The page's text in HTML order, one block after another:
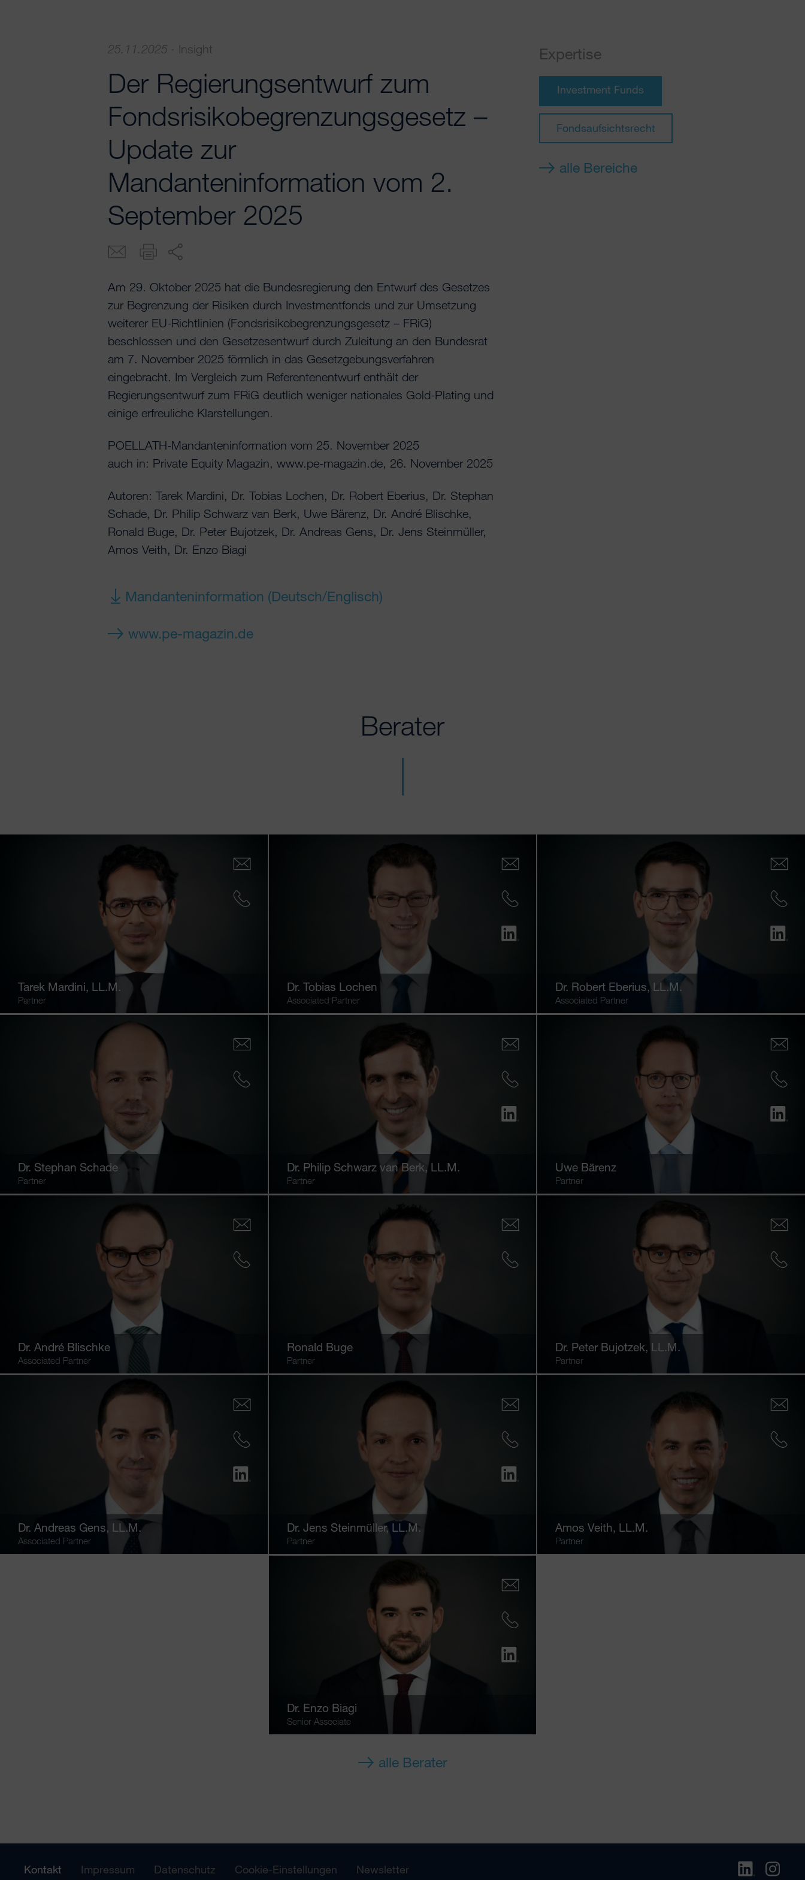
25.11.2025 · Insight
Der Regierungsentwurf zum
Fondsrisikobegrenzungsgesetz –
Update zur
Mandanteninformation vom 2.
September 2025
Am 29. Oktober 2025 hat die Bundesregierung den Entwurf des Gesetzes
zur Begrenzung der Risiken durch Investmentfonds und zur Umsetzung
weiterer EU-Richtlinien (Fondsrisikobegrenzungsgesetz – FRiG)
beschlossen und den Gesetzesentwurf durch Zuleitung an den Bundesrat
am 7. November 2025 förmlich in das Gesetzgebungsverfahren
eingebracht. Im Vergleich zum Referentenentwurf enthält der
Regierungsentwurf zum FRiG deutlich weniger nationales Gold-Plating und
einige erfreuliche Klarstellungen.
POELLATH-Mandanteninformation vom 25. November 2025
auch in: Private Equity Magazin, www.pe-magazin.de, 26. November 2025
Autoren: Tarek Mardini, Dr. Tobias Lochen, Dr. Robert Eberius, Dr. Stephan
Schade, Dr. Philip Schwarz van Berk, Uwe Bärenz, Dr. André Blischke,
Ronald Buge, Dr. Peter Bujotzek, Dr. Andreas Gens, Dr. Jens Steinmüller,
Amos Veith, Dr. Enzo Biagi
Mandanteninformation (Deutsch/Englisch)
www.pe-magazin.de
Expertise
Investment Funds
Fondsaufsichtsrecht
alle Bereiche
Berater
Tarek Mardini, LL.M.
Partner
Dr. Tobias Lochen
Associated Partner
Dr. Robert Eberius, LL.M.
Associated Partner
Dr. Stephan Schade
Partner
Dr. Philip Schwarz van Berk , LL.M.
Partner
Uwe Bärenz
Partner
Dr.André Blischke
Associated Partner
Ronald Buge
Partner
Dr. Peter Bujotzek, LL.M.
Partner
Dr.Andreas Gens, LL.M.
Associated Partner
Dr. Jens Steinmüller, LL.M.
Partner
Amos Veith, LL.M.
Partner
Dr. Enzo Biagi
Senior Associate
alle Berater
Kontakt Impressum Datenschutz Cookie-Einstellungen Newsletter